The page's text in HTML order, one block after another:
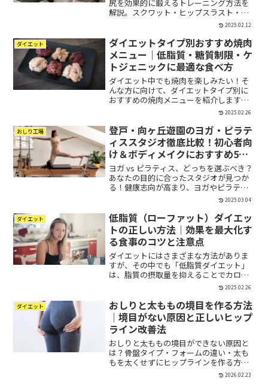
尻を効果的に鍛えるトレーニング方法を
解説。スクワット・ヒップスラスト・ブ
ルガリアンスクワットで引き締まったヒ
2025.02.12
ダイエット
ダイエットタイプ別おすすめ焼肉
メニュー｜低脂質・糖質制限・ケ
トジェニックに最適な食べ方
ダイエット中でも焼肉を楽しみたい！そ
んな方に向けて、ダイエットタイプ別に
おすすめの焼肉メニューを紹介します。
「焼肉＝高カロリー」というイメージが
あるかもしれませんが、実は食べ方次第
でダイエット中でも安心して楽しめるの
です。低脂質ダイエット、...
2025.02.26
おしり工場
登戸・向ヶ丘遊園のヨガ・ピラテ
ィススタジオ徹底比較！初心者向
け＆ボディメイクにおすすめ5選
【2025年最新版】
ヨガ vs ピラティス、どっちを選ぶべき？
あなたの目的に合ったスタジオが見つか
る！健康志向が高まり、ヨガやピラティ
スを取り入れる人が増えています。特に
登戸・向ヶ丘遊園エリアには、多くのヨ
ガスタジオやピラティススタジオがあ
り、初心者から上級者...
2025.03.04
ダイエット
低脂質（ローファット）ダイエッ
トの正しい方法｜効果を最大化す
る食事のコツと注意点
ダイエットにはさまざまな方法がありま
すが、その中でも「低脂質ダイエット」
は、脂質の摂取量を抑えることでカロリ
ーコントロールをしやすく、比較的取り
組みやすい方法として人気があります。
しかし、「脂質を減らす＝健康的に痩せ
られる」と思っていると、...
2025.02.26
ダイエット
おしりと太ももの境目を作る方法
｜境目がない原因と正しいヒップ
ライン改善法
おしりと太ももの境目ができない原因と
は？骨盤タイプ・フォームの違い・太も
もを太くせずにヒップラインを作る方法
をプロが解説。40代からでも改善可能で
2026.02.23